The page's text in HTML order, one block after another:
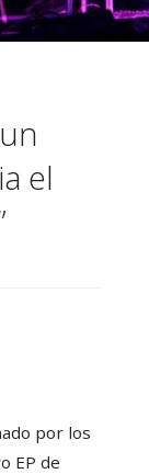
el
por los
EP de